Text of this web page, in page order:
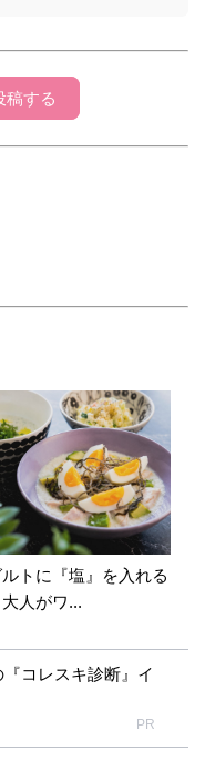
稿する
トに『塩』を入れる
人がワ...
『コレスキ診断』イ
PR